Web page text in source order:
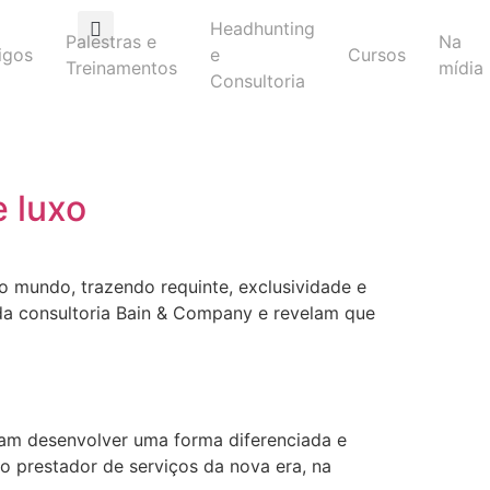
Palestras e
Treinamentos
Headhunting
e
Consultoria
Cursos
Na
mídia
luxo
trazendo requinte, exclusividade e
consultoria Bain & Company e revelam que
desenvolver uma forma diferenciada e
prestador de serviços da nova era, na